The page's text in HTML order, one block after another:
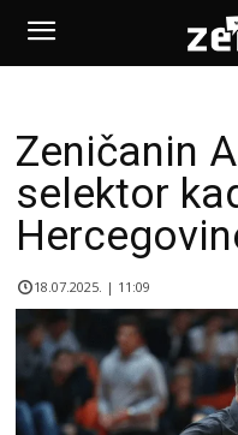
Zeničanin
selektor
18.07.2025. | 11:09